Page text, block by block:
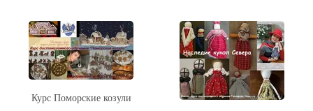
Курс Поморские козули